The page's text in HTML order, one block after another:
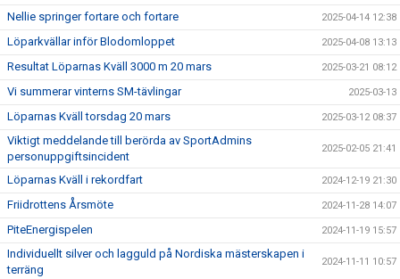
Nellie springer fortare och fortare 2025-04-14 12:38
Löparkvällar inför Blodomloppet 2025-04-08 13:13
Resultat Löparnas Kväll 3000 m 20 mars 2025-03-21 08:12
Vi summerar vinterns SM-tävlingar 2025-03-13
Löparnas Kväll torsdag 20 mars 2025-03-12 08:37
Viktigt meddelande till berörda av SportAdmins
personuppgiftsincident
2025-02-05 21:41
Löparnas Kväll i rekordfart 2024-12-19 21:30
Friidrottens Årsmöte 2024-11-28 14:07
PiteEnergispelen 2024-11-19 15:57
Individuellt silver och lagguld på Nordiska mästerskapen i
terräng
2024-11-11 10:57